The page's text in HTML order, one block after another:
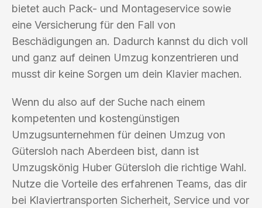
bietet auch Pack- und Montageservice sowie
eine Versicherung für den Fall von
Beschädigungen an. Dadurch kannst du dich voll
und ganz auf deinen Umzug konzentrieren und
musst dir keine Sorgen um dein Klavier machen.
Wenn du also auf der Suche nach einem
kompetenten und kostengünstigen
Umzugsunternehmen für deinen Umzug von
Gütersloh nach Aberdeen bist, dann ist
Umzugskönig Huber Gütersloh die richtige Wahl.
Nutze die Vorteile des erfahrenen Teams, das dir
bei Klaviertransporten Sicherheit, Service und vor